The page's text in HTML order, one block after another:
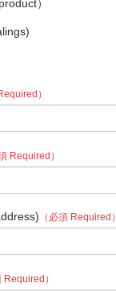
）
）
Required）
（必須 Required）
Required）